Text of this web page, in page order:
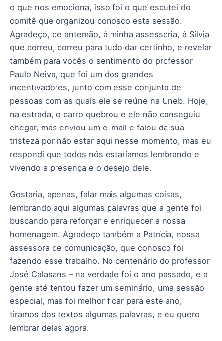
o que nos emociona, isso foi o que escutei do
comitê que organizou conosco esta sessão.
Agradeço, de antemão, à minha assessoria, à Sílvia
que correu, correu para tudo dar certinho, e revelar
também para vocês o sentimento do professor
Paulo Neiva, que foi um dos grandes
incentivadores, junto com esse conjunto de
pessoas com as quais ele se reúne na Uneb. Hoje,
na estrada, o carro quebrou e ele não conseguiu
chegar, mas enviou um e-mail e falou da sua
tristeza por não estar aqui nesse momento, mas eu
respondi que todos nós estaríamos lembrando e
vivendo a presença e o desejo dele.
Gostaria, apenas, falar mais algumas coisas,
lembrando aqui algumas palavras que a gente foi
buscando para reforçar e enriquecer a nossa
homenagem. Agradeço também a Patrícia, nossa
assessora de comunicação, que conosco foi
fazendo esse trabalho. No centenário do professor
José Calasans – na verdade foi o ano passado, e a
gente até tentou fazer um seminário, uma sessão
especial, mas foi melhor ficar para este ano,
tiramos dos textos algumas palavras, e eu quero
lembrar delas agora.